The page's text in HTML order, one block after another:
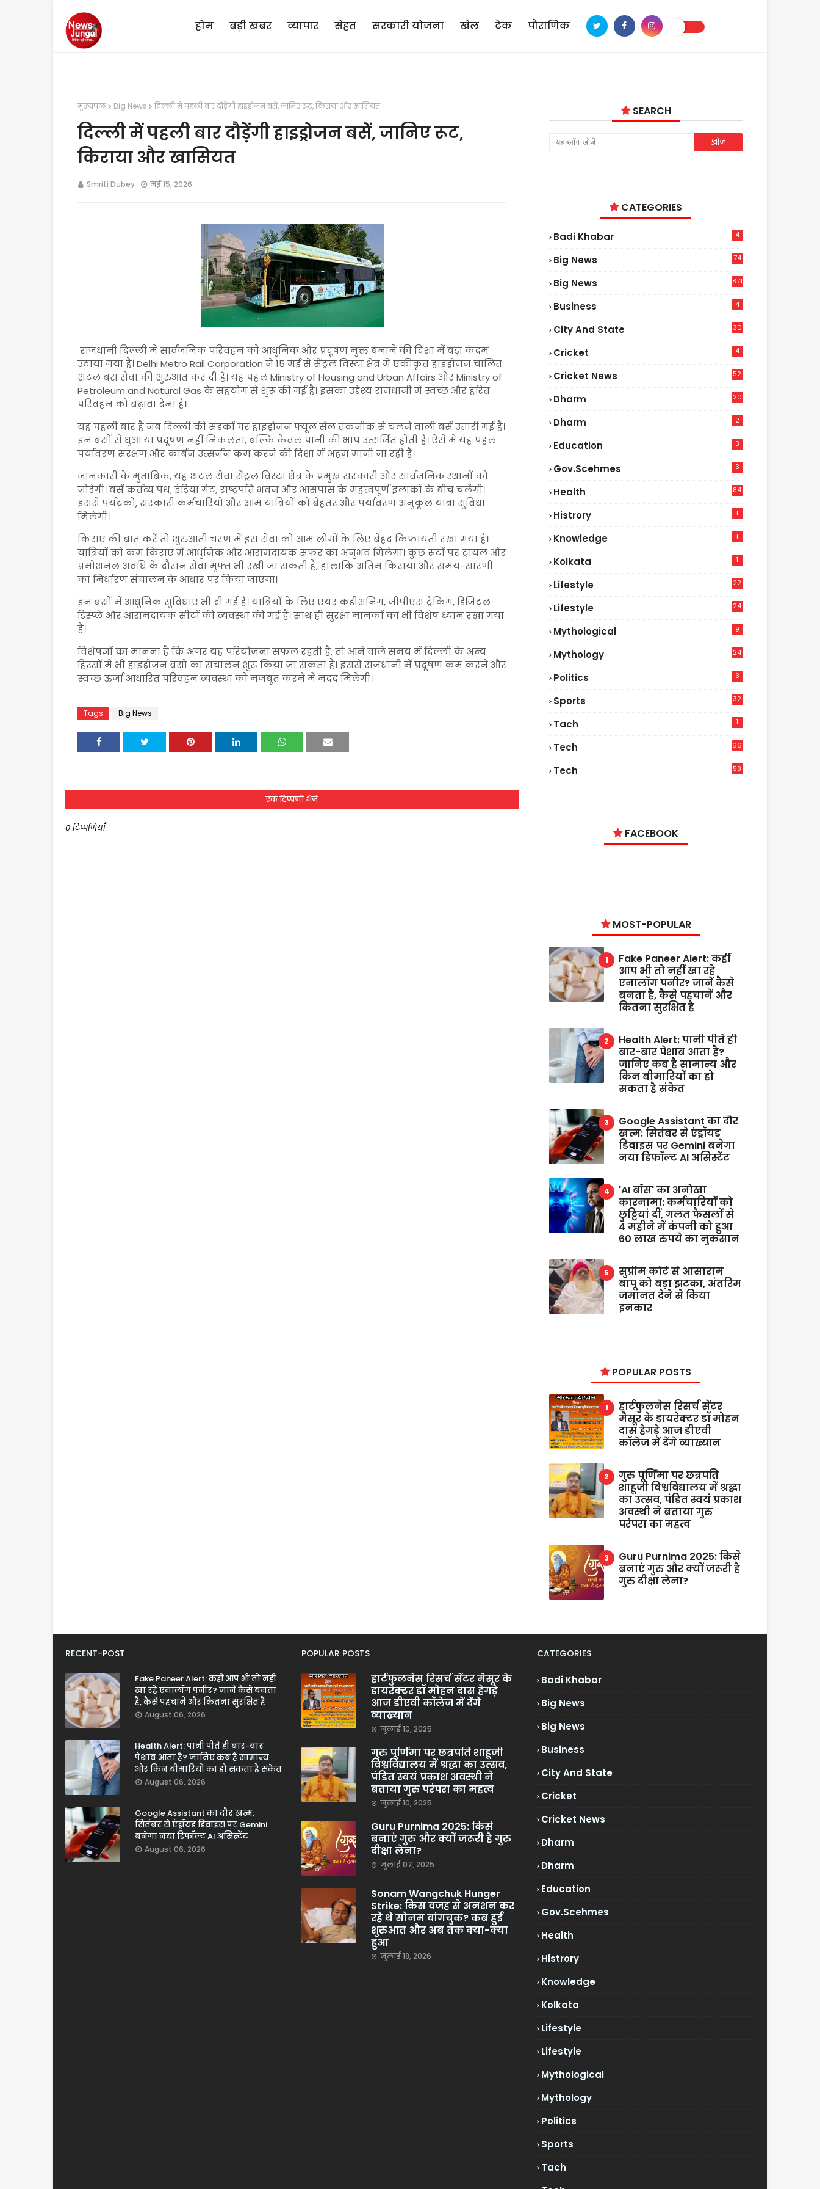
होम बड़ी खबर व्यापार सेहत सरकारी योजना खेल टेक पौराणिक
मुख्यपृष्ठ Big News दिल्ली में पहली बार दौड़ेंगी हाइड्रोजन बसें, जानिए रूट, किराया और खासियत
दिल्ली में पहली बार दौड़ेंगी हाइड्रोजन बसें, जानिए रूट,
किराया और खासियत
Smriti Dubey मई 15, 2026
राजधानी दिल्ली में सार्वजनिक परिवहन को आधुनिक और प्रदूषण मुक्त बनाने की दिशा में बड़ा कदम
उठाया गया है।Delhi Metro Rail Corporation ने 15 मई से सेंट्रल विस्टा क्षेत्र में एकीकृत हाइड्रोजन चालित
शटल बस सेवा की शुरुआत कर दी है। यह पहलMinistry of Housing and Urban Affairs औरMinistry of
Petroleum and Natural Gas के सहयोग से शुरू की गई है। इसका उद्देश्य राजधानी में स्वच्छ और हरित
परिवहन को बढ़ावा देना है।
यह पहली बार है जब दिल्ली की सड़कों पर हाइड्रोजन फ्यूल सेल तकनीक से चलने वाली बसें उतारी गई हैं।
इन बसों से धुआं या प्रदूषण नहीं निकलता, बल्कि केवल पानी की भाप उत्सर्जित होती है। ऐसे में यह पहल
पर्यावरण संरक्षण और कार्बन उत्सर्जन कम करने की दिशा में अहम मानी जा रही है।
जानकारी के मुताबिक, यह शटल सेवा सेंट्रल विस्टा क्षेत्र के प्रमुख सरकारी और सार्वजनिक स्थानों को
जोड़ेगी। बसें कर्तव्य पथ, इंडिया गेट, राष्ट्रपति भवन और आसपास के महत्वपूर्ण इलाकों के बीच चलेंगी।
इससे पर्यटकों, सरकारी कर्मचारियों और आम यात्रियों को बेहतर और पर्यावरण अनुकूल यात्रा सुविधा
मिलेगी।
किराए की बात करें तो शुरुआती चरण में इस सेवा को आम लोगों के लिए बेहद किफायती रखा गया है।
यात्रियों को कम किराए में आधुनिक और आरामदायक सफर का अनुभव मिलेगा। कुछ रूटों पर ट्रायल और
प्रमोशनल अवधि के दौरान सेवा मुफ्त भी रखी जा सकती है, हालांकि अंतिम किराया और समय-सारणी
का निर्धारण संचालन के आधार पर किया जाएगा।
इन बसों में आधुनिक सुविधाएं भी दी गई हैं। यात्रियों के लिए एयर कंडीशनिंग, जीपीएस ट्रैकिंग, डिजिटल
डिस्प्ले और आरामदायक सीटों की व्यवस्था की गई है। साथ ही सुरक्षा मानकों का भी विशेष ध्यान रखा गया
है।
विशेषज्ञों का मानना है कि अगर यह परियोजना सफल रहती है, तो आने वाले समय में दिल्ली के अन्य
हिस्सों में भी हाइड्रोजन बसों का संचालन शुरू किया जा सकता है। इससे राजधानी में प्रदूषण कम करने और
स्वच्छ ऊर्जा आधारित परिवहन व्यवस्था को मजबूत करने में मदद मिलेगी।
Tags Big News
एक टिप्पणी भेजें
0 टिप्पणियाँ
SEARCH
CATEGORIES
Badi Khabar 4
Big News
74
Big News 871
Business 4
City And State 30
Cricket 4
Cricket News
52
Dharm 20
Dharm 2
Education 3
Gov.scehmes 3
Health
84
Histrory 1
Knowledge 1
Kolkata 1
Lifestyle
22
Lifestyle
24
Mythological 9
Mythology 24
Politics 3
Sports 32
Tach 1
Tech
66
Tech
58
FACEBOOK
MOST-POPULAR
Fake Paneer Alert: कहीं
आप भी तो नहीं खा रहे
एनालॉग पनीर? जानें कैसे
बनता है, कैसे पहचानें और
कितना सुरक्षित है
Health Alert: पानी पीते ही
बार-बार पेशाब आता है?
जानिए कब है सामान्य और
किन बीमारियों का हो
सकता है संकेत
Google Assistant का दौर
खत्म: सितंबर से एंड्रॉयड
डिवाइस पर Gemini बनेगा
नया डिफॉल्ट AI असिस्टेंट
'AI बॉस' का अनोखा
कारनामा: कर्मचारियों को
छुट्टियां दीं, गलत फैसलों से
4 महीने में कंपनी को हुआ
60 लाख रुपये का नुकसान
सुप्रीम कोर्ट से आसाराम
बापू को बड़ा झटका, अंतरिम
जमानत देने से किया
इनकार
POPULAR POSTS
हार्टफुलनेस रिसर्च सेंटर
मैसूर के डायरेक्टर डॉ मोहन
दास हेगड़े आज डीएवी
कॉलेज में देंगे व्याख्यान
गुरु पूर्णिमा पर छत्रपति
शाहूजी विश्वविद्यालय में श्रद्धा
का उत्सव, पंडित स्वयं प्रकाश
अवस्थी ने बताया गुरु
परंपरा का महत्व
Guru Purnima 2025: किसे
बनाएं गुरु और क्यों जरूरी है
गुरु दीक्षा लेना?
RECENT-POST
Fake Paneer Alert: कहीं आप भी तो नहीं
खा रहे एनालॉग पनीर? जानें कैसे बनता
है, कैसे पहचानें और कितना सुरक्षित है
August 06, 2026
Health Alert: पानी पीते ही बार-बार
पेशाब आता है? जानिए कब है सामान्य
और किन बीमारियों का हो सकता है संकेत
August 06, 2026
Google Assistant का दौर खत्म:
सितंबर से एंड्रॉयड डिवाइस पर Gemini
बनेगा नया डिफॉल्ट AI असिस्टेंट
August 06, 2026
POPULAR POSTS
हार्टफुलनेस रिसर्च सेंटर मैसूर के
डायरेक्टर डॉ मोहन दास हेगड़े
आज डीएवी कॉलेज में देंगे
व्याख्यान
जुलाई 10, 2025
गुरु पूर्णिमा पर छत्रपति शाहूजी
विश्वविद्यालय में श्रद्धा का उत्सव,
पंडित स्वयं प्रकाश अवस्थी ने
बताया गुरु परंपरा का महत्व
जुलाई 10, 2025
Guru Purnima 2025: किसे
बनाएं गुरु और क्यों जरूरी है गुरु
दीक्षा लेना?
जुलाई 07, 2025
Sonam Wangchuk Hunger
Strike: किस वजह से अनशन कर
रहे थे सोनम वांगचुक? कब हुई
शुरुआत और अब तक क्या-क्या
हुआ
जुलाई 18, 2026
CATEGORIES
Badi Khabar
Big News
Big News
Business
City And State
Cricket
Cricket News
Dharm
Dharm
Education
Gov.scehmes
Health
Histrory
Knowledge
Kolkata
Lifestyle
Lifestyle
Mythological
Mythology
Politics
Sports
Tach